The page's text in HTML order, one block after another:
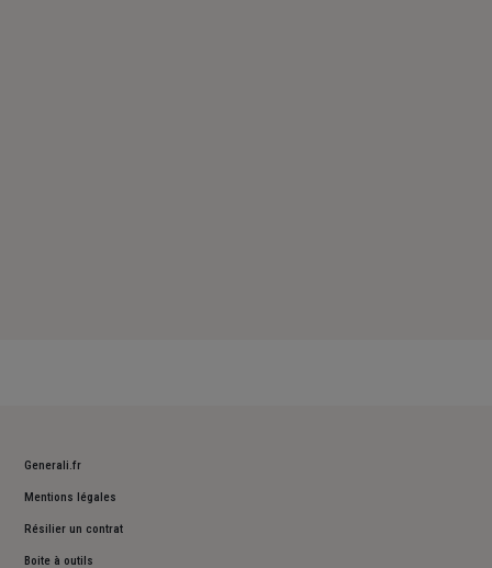
Generali.fr
Mentions légales
Résilier un contrat
Boite à outils